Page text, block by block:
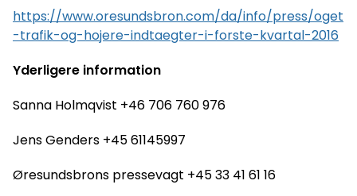
https://www.oresundsbron.com/da/info/press/oget
-trafik-og-hojere-indtaegter-i-forste-kvartal-2016
Yderligere information
Sanna Holmqvist +46 706 760 976
Jens Genders +45 61145997
Øresundsbrons pressevagt +45 33 41 61 16